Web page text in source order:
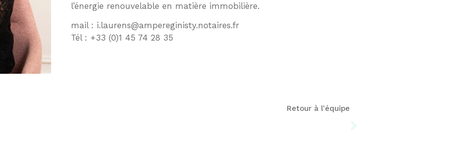
l’énergie renouvelable en matière immobilière.
mail : i.laurens@ampereginisty.notaires.fr
Tél : +33 (0)1 45 74 28 35
Retour à l'équipe